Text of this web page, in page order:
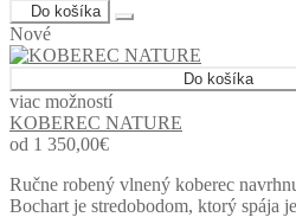
Do košíka
Nové
Do košíka
viac možností
KOBEREC NATURE
od 1 350,00€
Ručne robený vlnený koberec
Bochart je stredobodom, ktorý spája